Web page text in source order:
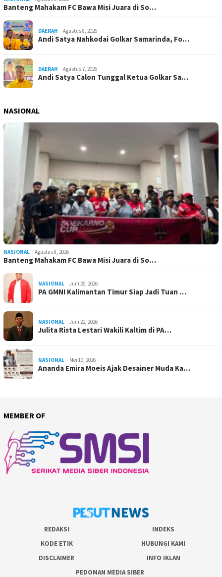
Banteng Mahakam FC Bawa Misi Juara di So…
DAERAH Agustus 8, 2026
Andi Satya Nahkodai Golkar Samarinda, Fo…
DAERAH Agustus 7, 2026
Andi Satya Calon Tunggal Ketua Golkar Sa…
NASIONAL
NASIONAL Agustus 8, 2026
Banteng Mahakam FC Bawa Misi Juara di So…
NASIONAL Juni 26, 2026
PA GMNI Kalimantan Timur Siap Jadi Tuan …
NASIONAL Juni 22, 2026
Julita Rista Lestari Wakili Kaltim di PA…
NASIONAL Mei 19, 2026
Ananda Emira Moeis Ajak Desainer Muda Ka…
MEMBER OF
REDAKSI
INDEKS
KODE ETIK
HUBUNGI KAMI
DISCLAIMER
INFO IKLAN
PEDOMAN MEDIA SIBER